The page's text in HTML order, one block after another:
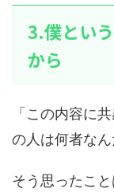
3.僕とい
から
「この内容に
の人は何者なん
そう思ったこ